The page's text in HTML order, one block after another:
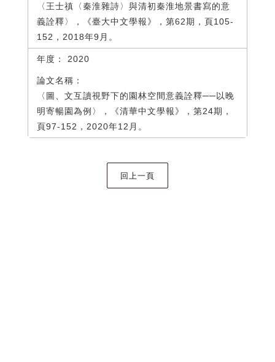
〈王士禛〈秦淮雜詩〉與清初秦淮地景書寫的意
義詮釋〉，《臺大中文學報》，第62期，頁105-
152，2018年9月。
2020
〈圖、文互讀視野下的園林空間意義詮釋──以晚
明寄暢園為例〉，《清華中文學報》，第24期，
頁97-152，2020年12月。